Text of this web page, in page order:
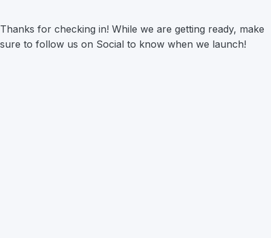
Thanks for checking in! While we are getting ready, make
sure to follow us on Social to know when we launch!